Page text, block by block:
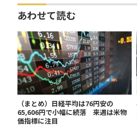
あわせて読む
（まとめ）日経平均は76円安の
65,606円で小幅に続落 来週は米物
価指標に注目